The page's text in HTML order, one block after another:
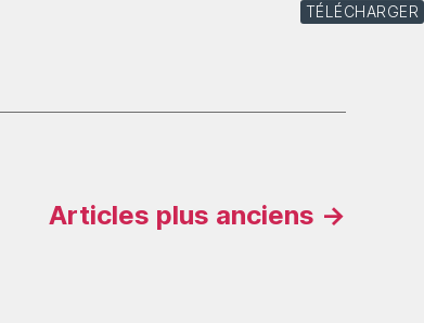
TÉLÉCHARGER
Articles plus anciens →